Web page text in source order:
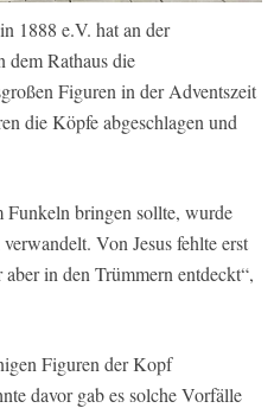
1888 e.V. hat an der
dem Rathaus die
Figuren in der Adventszeit
die Köpfe abgeschlagen und
Funkeln bringen sollte, wurde
Von Jesus fehlte erst
in den Trümmern entdeckt“,
Figuren der Kopf
davor gab es solche Vorfälle